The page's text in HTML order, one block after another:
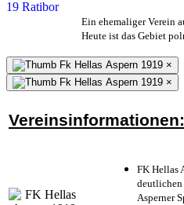
Ein ehemaliger Verein
Heute ist das Gebiet
×
×
Vereinsinformationen:
FK Hellas
deutlichen
Asperner